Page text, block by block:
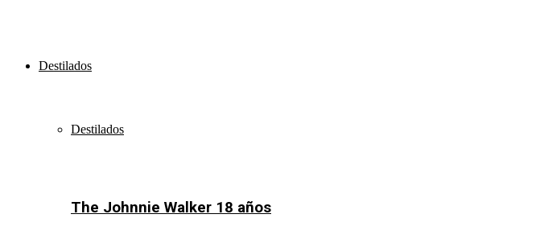
Destilados
Destilados
The Johnnie Walker 18 años